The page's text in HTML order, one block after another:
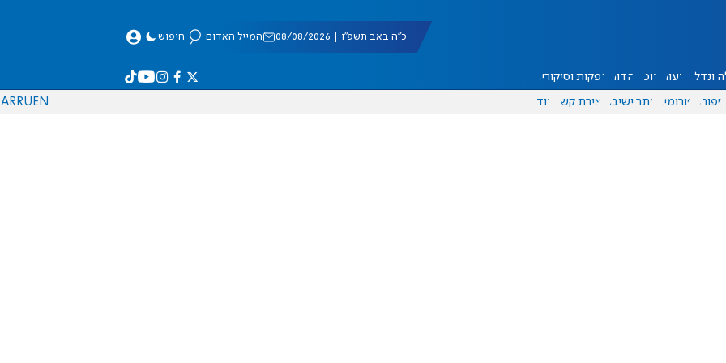
כ"ה באב תשפ"ו | 08/08/2026 המייל האדום חיפוש
ונדל"ן דעות אוכל יהדות הפקות וסיקורים
ספורט פורומים אתר ישיבה יצירת קשר עוד EN
RU
AR